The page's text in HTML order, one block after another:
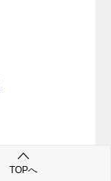
TOPへ